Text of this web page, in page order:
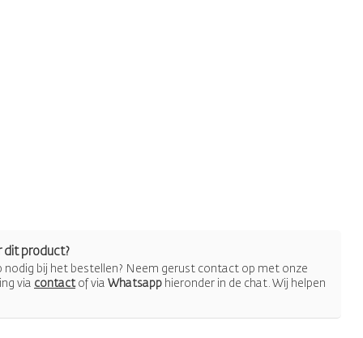
dit product?
nodig bij het bestellen? Neem gerust contact op met onze
via contactof via Whatsapp hieronder in de chat. Wij helpen